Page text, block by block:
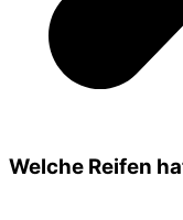
Welche Reifen